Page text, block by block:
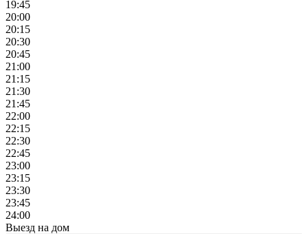
19:45
20:00
20:15
20:30
20:45
21:00
21:15
21:30
21:45
22:00
22:15
22:30
22:45
23:00
23:15
23:30
23:45
24:00
Выезд на дом